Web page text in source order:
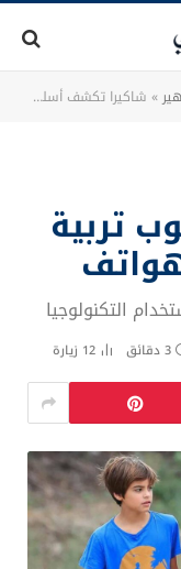
» شاكيرا تكشف أسلوب تربية أبنائها بعيدًا عن الهواتف
تربية
التكنولوجيا
3 دقائق 12 زيارة